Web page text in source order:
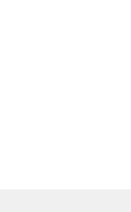
个决策思因素亦或
也显示出，除了价